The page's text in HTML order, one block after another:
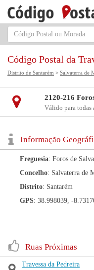
Código Postal da
Distrito de Santarém > Salvaterra de
2120-216
Válido para todas
Informação
Freguesia: Foros de
Concelho: Salvaterra de
Distrito: Santarém
GPS: 38.998039, -
Ruas Próximas
Travessa da Pedreira